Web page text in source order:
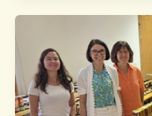
Die
Suche
nach